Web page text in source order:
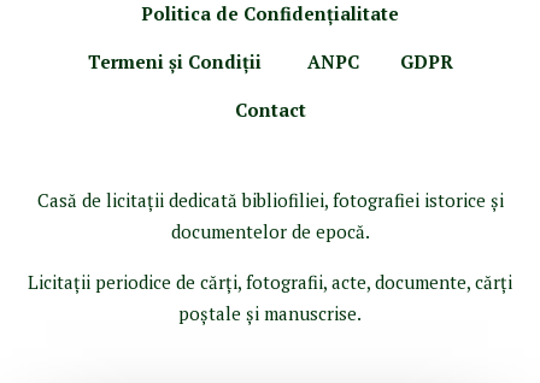
Politica de Confidenţialitate
Termeni şi Condiţii
ANPC
GDPR
Contact
Casă de licitaţii dedicată bibliofiliei, fotografiei istorice şi
documentelor de epocă.
Licitaţii periodice de cărţi, fotografii, acte, documente, cărţi
poştale şi manuscrise.